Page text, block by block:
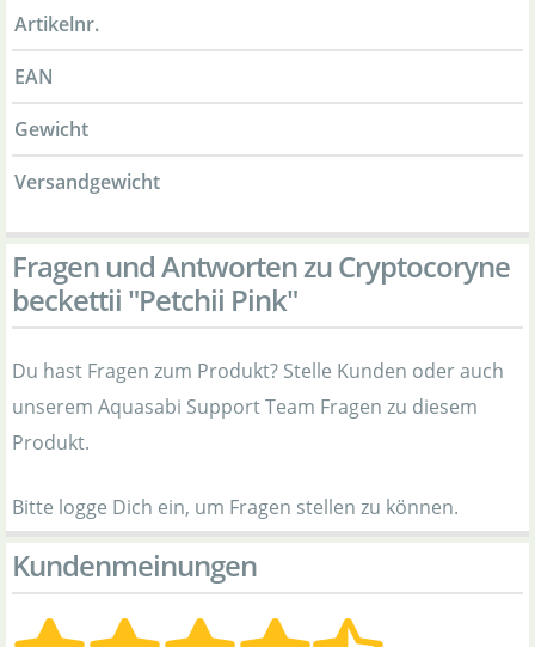
Artikelnr.
EAN
Gewicht
Versandgewicht
Fragen und Antworten zu Cryptocoryne
beckettii "Petchii Pink"
Du hast Fragen zum Produkt? Stelle Kunden oder auch
unserem Aquasabi Support Team Fragen zu diesem
Produkt.
Bitte logge Dich ein, um Fragen stellen zu können.
Kundenmeinungen